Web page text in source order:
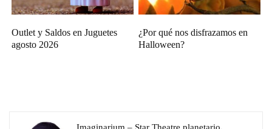
Outlet y Saldos en Juguetes
agosto 2026
¿Por qué nos disfrazamos en
Halloween?